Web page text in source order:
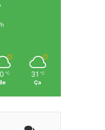
℃ 31 ℃
Ça